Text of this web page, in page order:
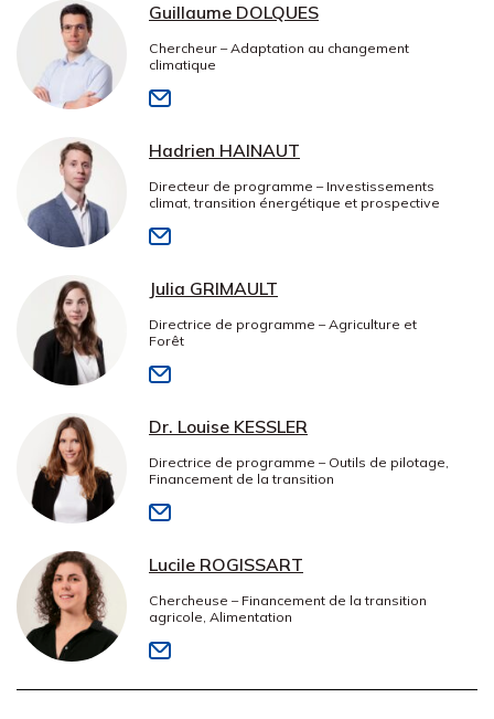
Guillaume DOLQUES
Chercheur – Adaptation au changement
climatique
Hadrien HAINAUT
Directeur de programme – Investissements
climat, transition énergétique et prospective
Julia GRIMAULT
Directrice de programme – Agriculture et
Forêt
Dr. Louise KESSLER
Directrice de programme – Outils de pilotage,
Financement de la transition
Lucile ROGISSART
Chercheuse – Financement de la transition
agricole, Alimentation